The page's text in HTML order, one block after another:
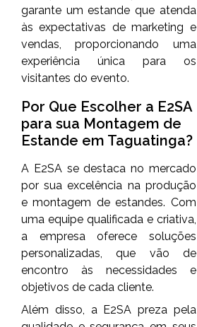
garante um estande que atenda
às expectativas de marketing e
vendas, proporcionando uma
experiência única para os
visitantes do evento.
Por Que Escolher a E2SA
para sua Montagem de
Estande em Taguatinga?
A E2SA se destaca no mercado
por sua excelência na produção
e montagem de estandes. Com
uma equipe qualificada e criativa,
a empresa oferece soluções
personalizadas, que vão de
encontro às necessidades e
objetivos de cada cliente.
Além disso, a E2SA preza pela